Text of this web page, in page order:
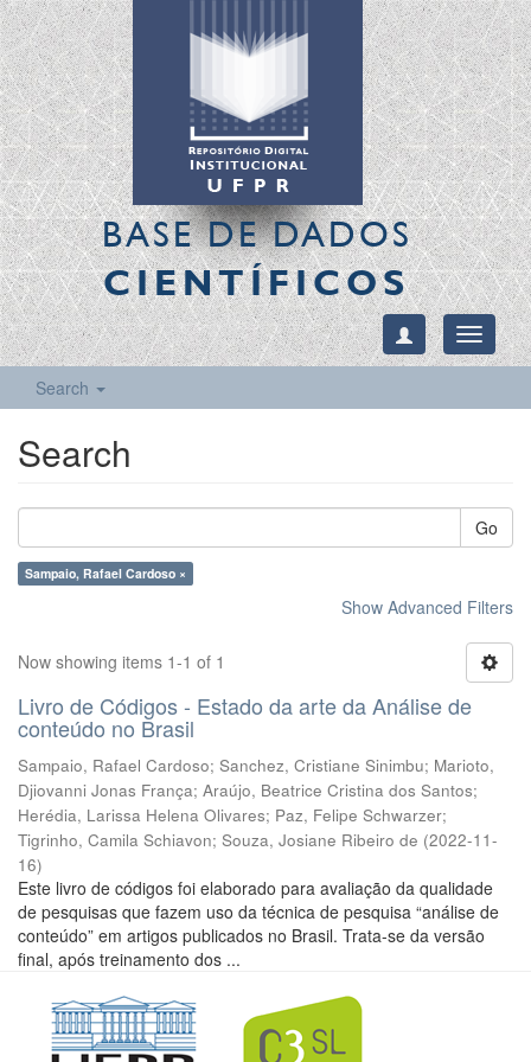
BASE DE DADOS
CIENTÍFICOS
Toggle
Search
Search
Go
Sampaio, Rafael Cardoso ×
Show Advanced Filters
Now showing items 1-1 of 1
Livro de Códigos - Estado da arte da Análise de
conteúdo no Brasil
Sampaio, Rafael Cardoso; Sanchez, Cristiane Sinimbu; Marioto,
Djiovanni Jonas França; Araújo, Beatrice Cristina dos Santos;
Herédia, Larissa Helena Olivares; Paz, Felipe Schwarzer;
Tigrinho, Camila Schiavon; Souza, Josiane Ribeiro de (2022-11-
16)
Este livro de códigos foi elaborado para avaliação da qualidade
de pesquisas que fazem uso da técnica de pesquisa “análise de
conteúdo” em artigos publicados no Brasil. Trata-se da versão
final, após treinamento dos ...